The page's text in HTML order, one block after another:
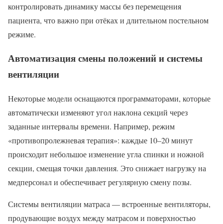
контролировать динамику массы без перемещения
пациента, что важно при отёках и длительном постельном
режиме.
Автоматизация смены положений и системы
вентиляции
Некоторые модели оснащаются программаторами, которые
автоматически изменяют угол наклона секций через
заданные интервалы времени. Например, режим
«противопролежневая терапия»: каждые 10–20 минут
происходит небольшое изменение угла спинки и ножной
секции, смещая точки давления. Это снижает нагрузку на
медперсонал и обеспечивает регулярную смену позы.
Системы вентиляции матраса — встроенные вентиляторы,
продувающие воздух между матрасом и поверхностью